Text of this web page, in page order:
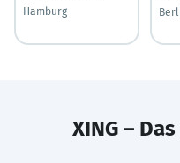
Hamburg
XING –